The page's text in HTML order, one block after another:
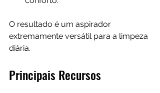
O resultado é um aspirador
extremamente versátil para a limpeza
diária.
Principais Recursos